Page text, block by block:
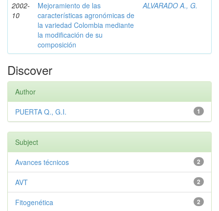
2002-
10
Mejoramiento de las
características agronómicas de
la variedad Colombia mediante
la modificación de su
composición
ALVARADO A., G.
Discover
Author
1
PUERTA Q., G.I.
Subject
2
Avances técnicos
2
AVT
2
Fitogenética